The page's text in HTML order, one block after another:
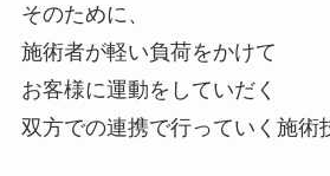
そのために、
施術者が軽い負荷をかけて
お客様に運動をしていだく
双方での連携で行っていく施術